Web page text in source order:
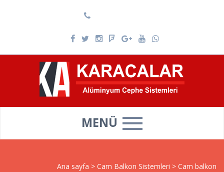
MENÜ
Ana sayfa > Cam Balkon Sistemleri > Cam balkon